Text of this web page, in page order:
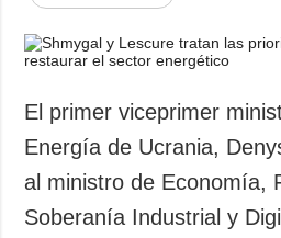
Política
Economía
Sociedad y
Cultura
Deportes
Crimen
El primer viceprimer
Energía de Ucrania,
al ministro de Economía,
Soberanía Industrial y